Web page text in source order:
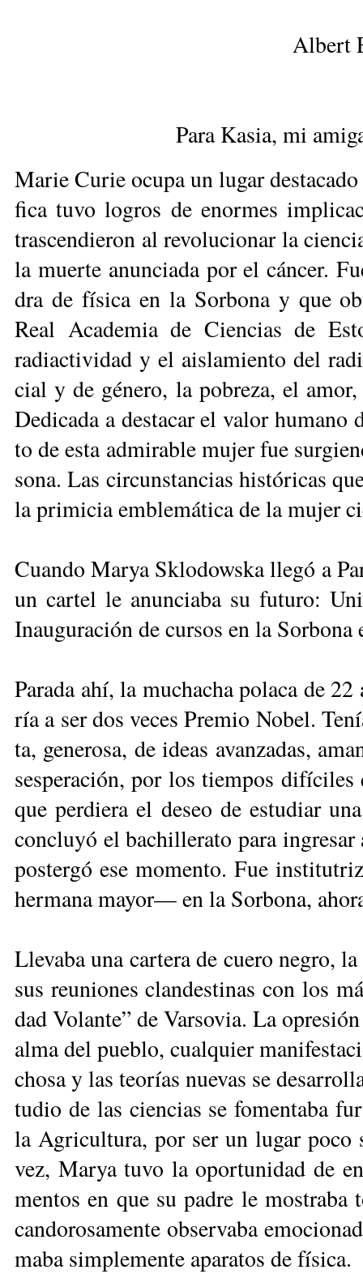
Albert
Para Kasia, mi
Ma­rie Cu­rie ocu­pa un lu­gar
fi­ca tu­vo lo­gros de enor­mes
tras­cen­die­ron al re­vo­lu­cio­nar la
la muer­te anun­cia­da por el cán­cer.
dra de fí­si­ca en la Sor­bo­na y que
Real Aca­de­mia de Cien­cias de
radiactividad y el ais­la­mien­to del
cial y de gé­ne­ro, la po­bre­za, el
De­di­ca­da a des­ta­car el va­lor
to de es­ta ad­mi­ra­ble mu­jer fue
so­na. Las cir­cuns­tan­cias his­tó­ri­cas
la pri­mi­cia em­ble­má­ti­ca de la mu­jer
Cuan­do Mar­ya Sklo­dows­ka lle­gó a
un car­tel le anun­cia­ba su fu­tu­ro:
Inau­gu­ra­ción de cur­sos en la
Pa­ra­da ahí, la mu­cha­cha po­la­ca de
ría a ser dos ve­ces Pre­mio No­bel.
ta, ge­ne­ro­sa, de ideas avan­za­das,
ses­pe­ra­ción, por los tiem­pos
que per­die­ra el de­seo de es­tu­diar
con­clu­yó el ba­chi­lle­ra­to pa­ra
pos­ter­gó ese mo­men­to. Fue
her­ma­na ma­yor— en la Sor­bo­na,
Lle­va­ba una car­te­ra de cue­ro ne­gro,
sus reu­nio­nes clan­des­ti­nas con los
dad Vo­lan­te” de Var­so­via. La
al­ma del pue­blo, cual­quier
cho­sa y las teo­rías nue­vas se
tu­dio de las cien­cias se fo­men­ta­ba
la Agri­cul­tu­ra, por ser un lu­gar
vez, Mar­ya tu­vo la opor­tu­ni­dad de
men­tos en que su pa­dre le mos­tra­ba
can­do­ro­sa­men­te ob­ser­va­ba
ma­ba sim­ple­men­te apa­ra­tos de fí­si­ca.